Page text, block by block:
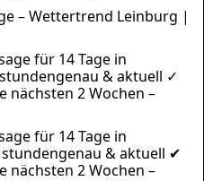
– Wettertrend Leinburg |
für 14 Tage in
& aktuell ✓
nächsten 2 Wochen –
für 14 Tage in
& aktuell ✔
nächsten 2 Wochen –